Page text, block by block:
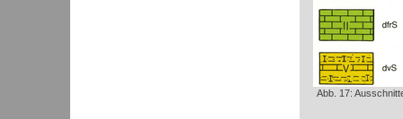
Abb. 17: